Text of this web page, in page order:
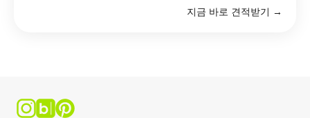
지금 바로 견적받기 →